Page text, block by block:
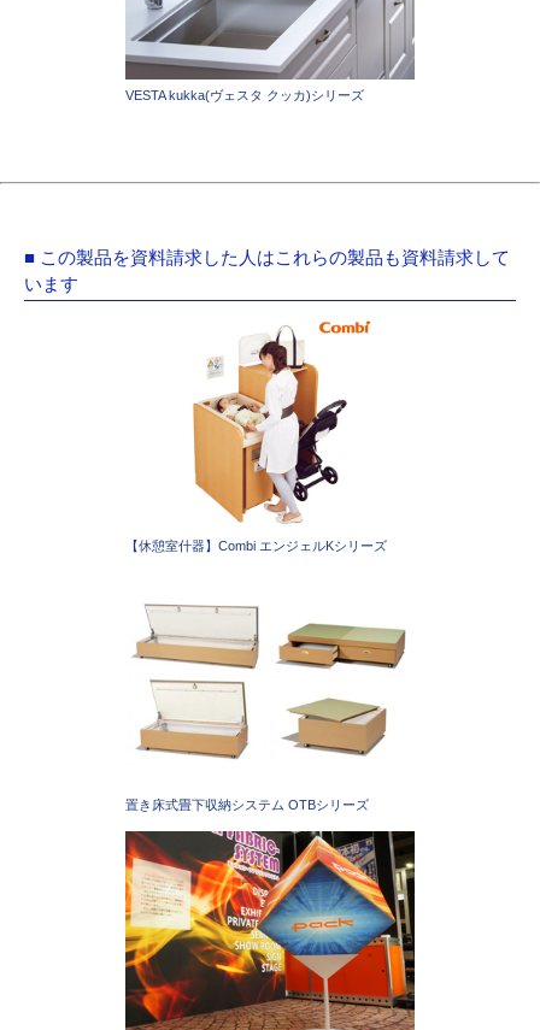
VESTA kukka(ヴェスタ クッカ)シリーズ
■ この製品を資料請求した人はこれらの製品も資料請求して
います
【休憩室什器】Combi エンジェルKシリーズ
置き床式畳下収納システム OTBシリーズ